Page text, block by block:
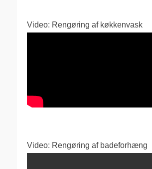
Video: Rengøring af køkkenvask
Video: Rengøring af badeforhæng